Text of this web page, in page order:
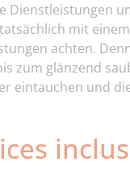
Dienstleistungen
mit
achten.
zum glänzend
eintauchen und